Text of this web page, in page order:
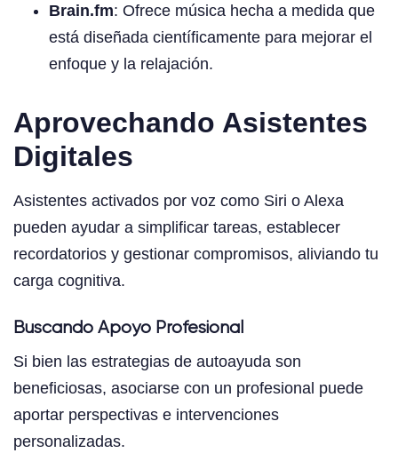
Brain.fm: Ofrece música hecha a medida que
está diseñada científicamente para mejorar el
enfoque y la relajación.
Aprovechando Asistentes
Digitales
Asistentes activados por voz como Siri o Alexa
pueden ayudar a simplificar tareas, establecer
recordatorios y gestionar compromisos, aliviando tu
carga cognitiva.
Buscando Apoyo Profesional
Si bien las estrategias de autoayuda son
beneficiosas, asociarse con un profesional puede
aportar perspectivas e intervenciones
personalizadas.